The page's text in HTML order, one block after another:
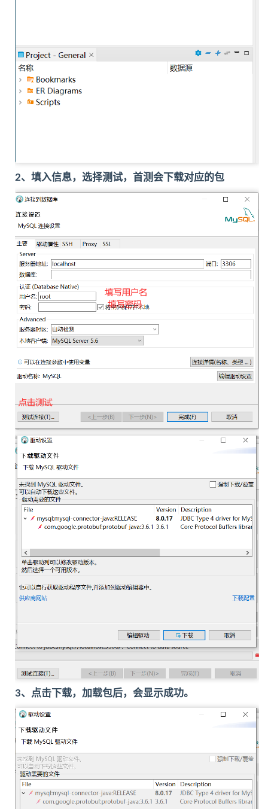
2、填入信息，选择测试，首测会下载对应的包
3、点击下载，加载包后，会显示成功。